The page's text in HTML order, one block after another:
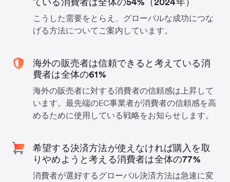
こうした需要をとらえ、グローバルな成功につな
げる方法についてご案内しています。
海外の販売者は信頼できると考えている消
費者は全体の61%
海外の販売者に対する消費者の信頼感は上昇して
います。最先端のEC事業者が消費者の信頼感を高
めるために使用している戦略をお知らせします。
希望する決済方法が使えなければ購入を取
りやめようと考える消費者は全体の77%
消費者が選好するグローバル決済方法は急速に変